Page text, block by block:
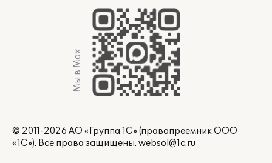
Мы в Max
© 2011-2026 АО «Группа 1С» (правопреемник ООО
«1С»). Все права защищены. websol@1c.ru